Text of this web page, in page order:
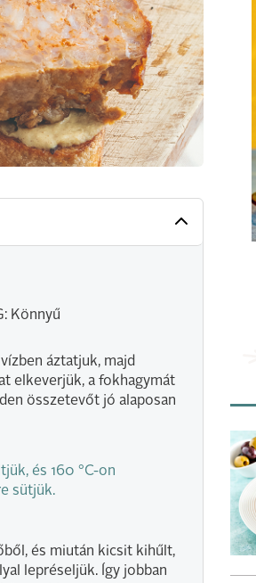
Könnyű
áztatjuk, majd
elkeverjük, a fokhagymát
összetevőt jó alaposan
és 160 °C-on
sütjük.
és miután kicsit kihűlt,
lepréseljük. Így jobban